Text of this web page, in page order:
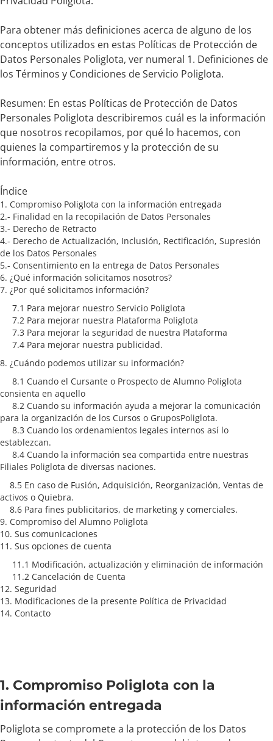
Para obtener más definiciones acerca de alguno de los
conceptos utilizados en estas Políticas de Protección de
Datos Personales Poliglota, ver numeral 1. Definiciones de
los Términos y Condiciones de Servicio Poliglota.
Resumen: En estas Políticas de Protección de Datos
Personales Poliglota describiremos cuál es la información
que nosotros recopilamos, por qué lo hacemos, con
quienes la compartiremos y la protección de su
información, entre otros.
Índice
1. Compromiso Poliglota con la información entregada
2.- Finalidad en la recopilación de Datos Personales
3.- Derecho de Retracto
4.- Derecho de Actualización, Inclusión, Rectificación, Supresión
de los Datos Personales
5.- Consentimiento en la entrega de Datos Personales
6. ¿Qué información solicitamos nosotros?
7. ¿Por qué solicitamos información?
7.1 Para mejorar nuestro Servicio Poliglota
7.2 Para mejorar nuestra Plataforma Poliglota
7.3 Para mejorar la seguridad de nuestra Plataforma
7.4 Para mejorar nuestra publicidad.
8. ¿Cuándo podemos utilizar su información?
8.1 Cuando el Cursante o Prospecto de Alumno Poliglota
consienta en aquello
8.2 Cuando su información ayuda a mejorar la comunicación
para la organización de los Cursos o GruposPoliglota.
8.3 Cuando los ordenamientos legales internos así lo
establezcan.
8.4 Cuando la información sea compartida entre nuestras
Filiales Poliglota de diversas naciones.
8.5 En caso de Fusión, Adquisición, Reorganización, Ventas de
activos o Quiebra.
8.6 Para fines publicitarios, de marketing y comerciales.
9. Compromiso del Alumno Poliglota
10. Sus comunicaciones
11. Sus opciones de cuenta
11.1 Modificación, actualización y eliminación de información
11.2 Cancelación de Cuenta
12. Seguridad
13. Modificaciones de la presente Política de Privacidad
14. Contacto
1. Compromiso Poliglota con la
información entregada
Poliglota se compromete a la protección de los Datos